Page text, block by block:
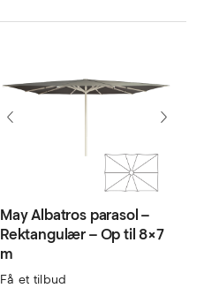
May Albatros parasol –
Rektangulær – Op til 8×7
m
Få et tilbud